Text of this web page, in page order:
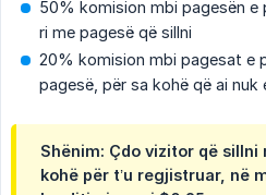
50% komision mbi pagesën
ri me pagesë që sillni
20% komision mbi pagesat e
pagesë, për sa kohë që ai nuk
Shënim: Çdo vizitor që
kohë për t’u regjistruar, në